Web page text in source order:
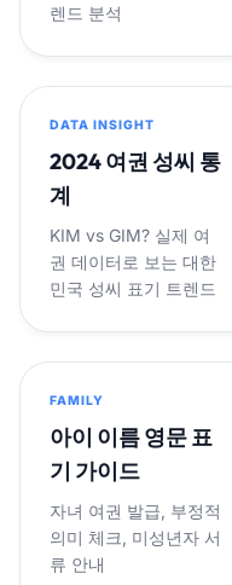
렌드 분석
DATA INSIGHT
2024 여권 성씨 통
계
KIM vs GIM? 실제 여
권 데이터로 보는 대한
민국 성씨 표기 트렌드
FAMILY
아이 이름 영문 표
기 가이드
자녀 여권 발급, 부정적
의미 체크, 미성년자 서
류 안내